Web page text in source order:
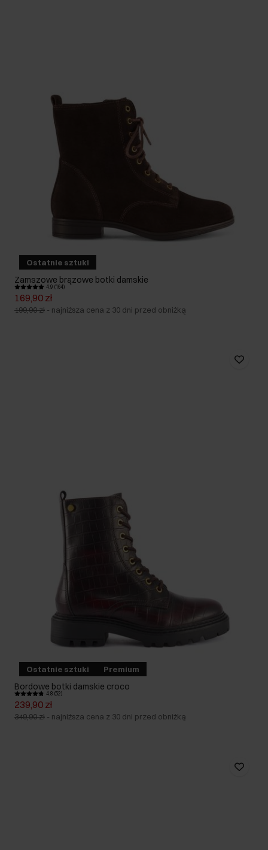
Ostatnie sztuki
Zamszowe brązowe botki damskie
4.9 (164)
169,90 zł
199,90 zł - najniższa cena z 30 dni przed obniżką
Ostatnie sztuki Premium
Bordowe botki damskie croco
4.8 (52)
239,90 zł
349,90 zł - najniższa cena z 30 dni przed obniżką